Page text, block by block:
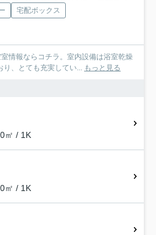
宅配ボックス
情報ならコチラ。室内設備は浴室乾燥
り、とても充実してい... もっと見る
㎡ / 1K
㎡ / 1K